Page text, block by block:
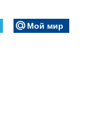
Мой мир